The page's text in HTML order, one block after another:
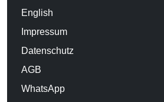
English
Impressum
Datenschutz
AGB
WhatsApp